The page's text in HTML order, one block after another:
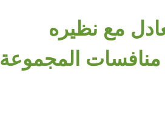
مع نظيره
منافسات المجموعة